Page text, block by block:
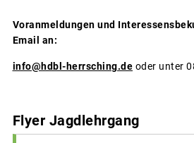
Voranmeldungen und
Email an:
info@hdbl-herrsching.de oder unter
Flyer Jagdlehrgang